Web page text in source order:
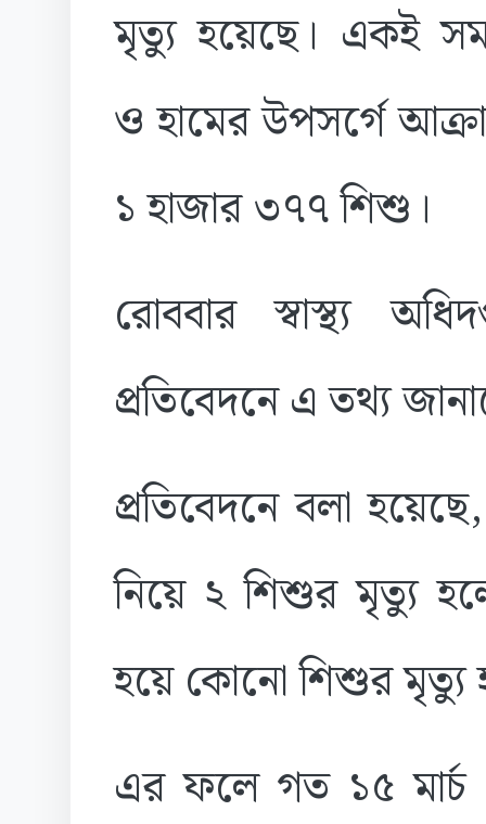
মৃত্যু হয়েছে। একই
ও হামের উপসর্গে
১ হাজার ৩৭৭ শিশু।
রোববার স্বাস্থ্য
প্রতিবেদনে এ তথ্য
প্রতিবেদনে বলা
নিয়ে ২ শিশুর মৃত্যু
হয়ে কোনো শিশুর মৃত্যু
এর ফলে গত ১৫ মার্চ